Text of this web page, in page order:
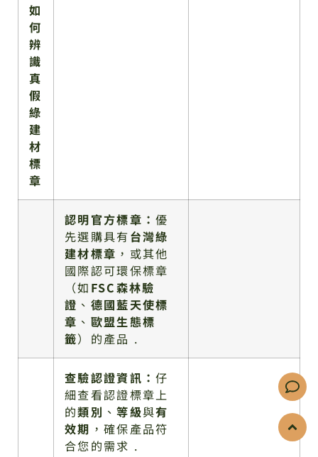
如
何
辨
識
真
假
綠
建
材
標
章
認明官方標章：優
先選購具有台灣綠
建材標章 ，或其他
國際認可環保標章
（如 FSC森林驗
證 、 德國藍天使標
章 、 歐盟生態標
籤）的產品 .
查驗認證資訊：仔
細查看認證標章上
的類別 、等級與有
效期 ，確保產品符
合您的需求 .